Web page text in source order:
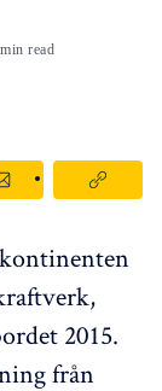
read
2015.
från